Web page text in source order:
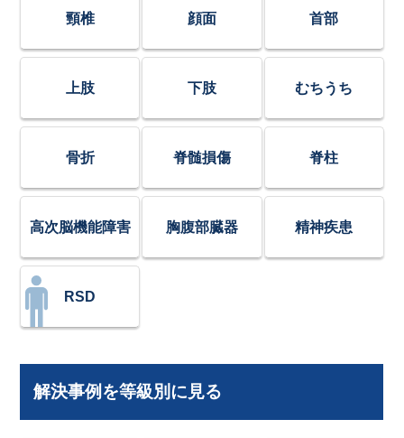
頸椎 顔面 首部
上肢 下肢 むちうち
骨折 脊髄損傷 脊柱
高次脳機能障害 胸腹部臓器 精神疾患
RSD
解決事例を等級別に見る